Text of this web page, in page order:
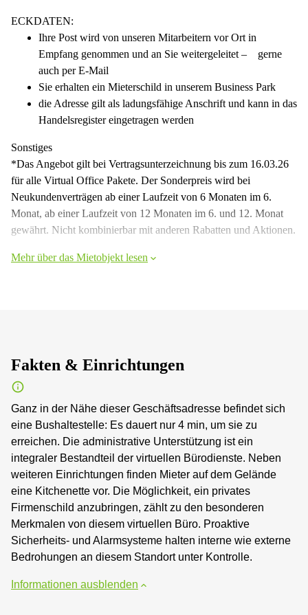
ECKDATEN:
Ihre Post wird von unseren Mitarbeitern vor Ort in
Empfang genommen und an Sie weitergeleitet – gerne
auch per E-Mail
Sie erhalten ein Mieterschild in unserem Business Park
die Adresse gilt als ladungsfähige Anschrift und kann in das
Handelsregister eingetragen werden
Sonstiges
*Das Angebot gilt bei Vertragsunterzeichnung bis zum 16.03.26
für alle Virtual Office Pakete. Der Sonderpreis wird bei
Neukundenverträgen ab einer Laufzeit von 6 Monaten im 6.
Monat, ab einer Laufzeit von 12 Monaten im 6. und 12. Monat
gewährt. Nicht kombinierbar mit anderen Rabatten und Aktionen.
Mehr über das Mietobjekt lesen
Fakten & Einrichtungen
Ganz in der Nähe dieser Geschäftsadresse befindet sich
eine Bushaltestelle: Es dauert nur 4 min, um sie zu
erreichen. Die administrative Unterstützung ist ein
integraler Bestandteil der virtuellen Bürodienste. Neben
weiteren Einrichtungen finden Mieter auf dem Gelände
eine Kitchenette vor. Die Möglichkeit, ein privates
Firmenschild anzubringen, zählt zu den besonderen
Merkmalen von diesem virtuellen Büro. Proaktive
Sicherheits- und Alarmsysteme halten interne wie externe
Bedrohungen an diesem Standort unter Kontrolle.
Informationen ausblenden